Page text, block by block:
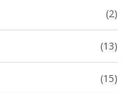
(2)
(13)
(15)